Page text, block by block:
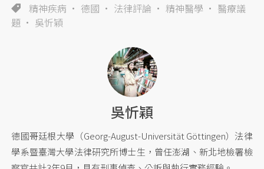
精神疾病 德國 法律評論 精神醫學
醫療議
題
吳忻穎
吳忻穎
德國哥廷根大學（Georg-August-Universität Göttingen）法律
學系暨臺灣大學法律研究所博士生，曾任澎湖、新北地檢署檢